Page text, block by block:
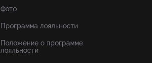
Фото
Программа лояльности
Положение о программе
лояльности